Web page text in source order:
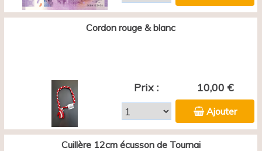
Cordon rouge & blanc
Prix : 10,00 €
Ajouter
Cuillère 12cm écusson de Tournai